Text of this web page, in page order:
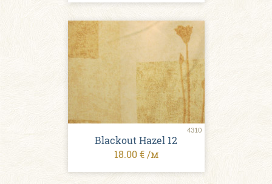
4310
Blackout Hazel 12
18.00 € /м